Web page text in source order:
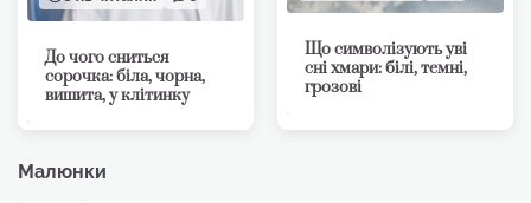
До чого сниться
сорочка: біла, чорна,
вишита, у клітинку
Що символізують уві
сні хмари: білі, темні,
грозові
Малюнки